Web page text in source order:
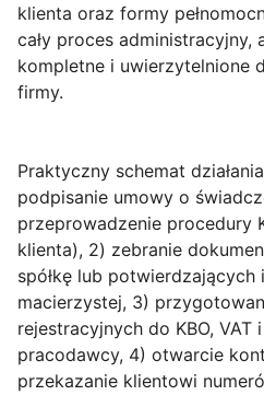
klienta oraz formy
cały proces administracyjny,
kompletne i uwierzytelnione
firmy.
Praktyczny schemat
podpisanie umowy o
przeprowadzenie procedury
klienta), 2) zebranie
spółkę lub potwierdzających
macierzystej, 3)
rejestracyjnych do KBO,
pracodawcy, 4) otwarcie
przekazanie klientowi